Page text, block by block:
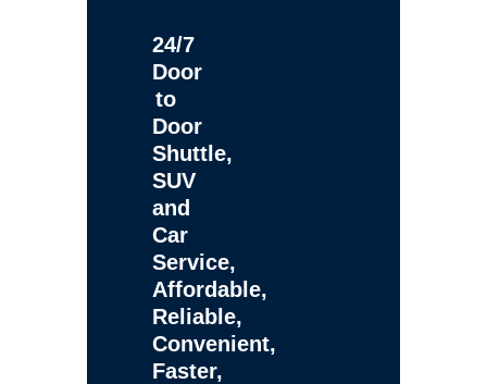
24/7
Door
to
Door
Shuttle,
SUV
and
Car
Service,
Affordable,
Reliable,
Convenient,
Faster,